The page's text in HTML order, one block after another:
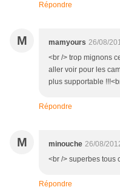
Répondre
M mamyours 26/08/
<br /> trop mignons
aller voir pour les
plus supportable
Répondre
M minouche 26/08/
<br /> superbes tous
Répondre